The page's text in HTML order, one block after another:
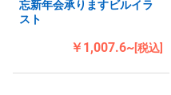
忘新年会承りますビルイラ
スト
￥1,007.6~[税込]